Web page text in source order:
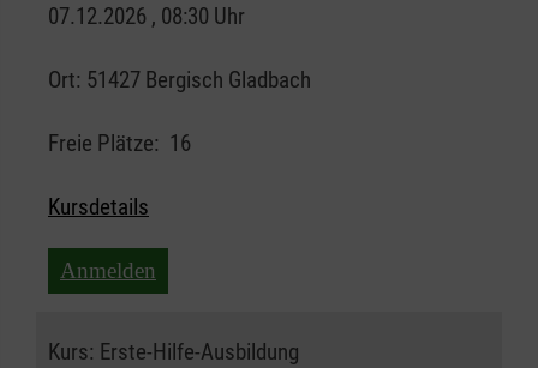
07.12.2026 , 08:30 Uhr
Ort: 51427 Bergisch Gladbach
Freie Plätze: 16
Kursdetails
Anmelden
Kurs: Erste-Hilfe-Ausbildung